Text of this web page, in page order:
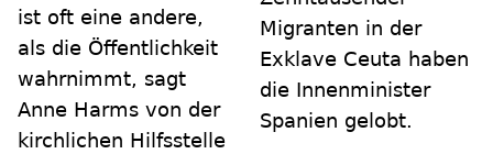
ist oft eine andere,
als die Öffentlichkeit
wahrnimmt, sagt
Anne Harms von der
kirchlichen Hilfsstelle
Migranten in der
Exklave Ceuta haben
die Innenminister
Spanien gelobt.